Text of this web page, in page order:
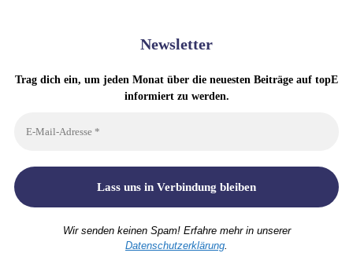
Newsletter
Trag dich ein, um jeden Monat über die neuesten Beiträge auf topE
informiert zu werden.
Wir senden keinen Spam! Erfahre mehr in unserer
Datenschutzerklärung